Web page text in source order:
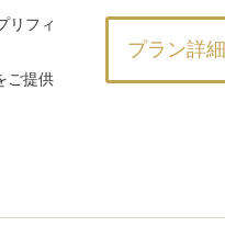
リフィ
ご提供
プラン詳細